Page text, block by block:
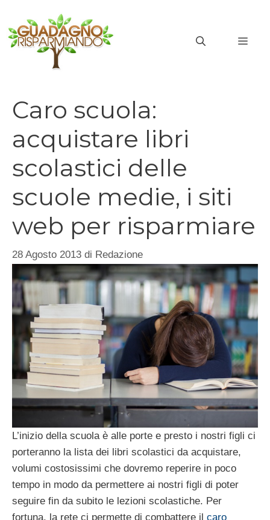
contenuto
Caro scuola:
acquistare libri
scolastici delle
scuole medie, i siti
web per risparmiare
28 Agosto 2013 di Redazione
L’inizio della scuola è alle porte e presto i nostri figli ci
porteranno la lista dei libri scolastici da acquistare,
volumi costosissimi che dovremo reperire in poco
tempo in modo da permettere ai nostri figli di poter
seguire fin da subito le lezioni scolastiche. Per
fortuna, la rete ci permette di combattere il caro